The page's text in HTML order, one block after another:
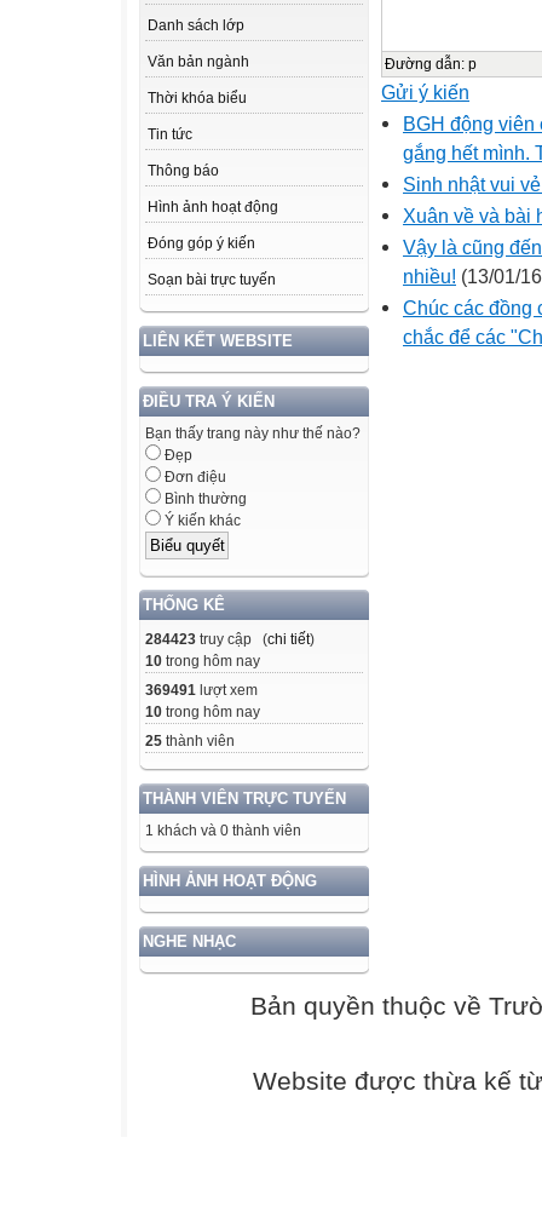
Danh sách lớp
Văn bản ngành
Thời khóa biểu
Tin tức
Thông báo
Hình ảnh hoạt động
Đóng góp ý kiến
Soạn bài trực tuyến
LIÊN KẾT WEBSITE
ĐIỀU TRA Ý KIẾN
Bạn thấy trang này như thế nào?
Đẹp
Đơn điệu
Bình thường
Ý kiến khác
THỐNG KÊ
284423 truy cập (chi tiết)
10 trong hôm nay
369491 lượt xem
10 trong hôm nay
25 thành viên
THÀNH VIÊN TRỰC TUYẾN
1 khách và 0 thành viên
HÌNH ẢNH HOẠT ĐỘNG
NGHE NHẠC
Đường dẫn: p
Gửi ý kiến
BGH động viên
gắng hết mình.
Sinh nhật vui
Xuân về và bài
Vậy là cũng
nhiều! (13/01/
Chúc các đồng
chắc để các
Bản quyền thuộc về
Website được thừa kế